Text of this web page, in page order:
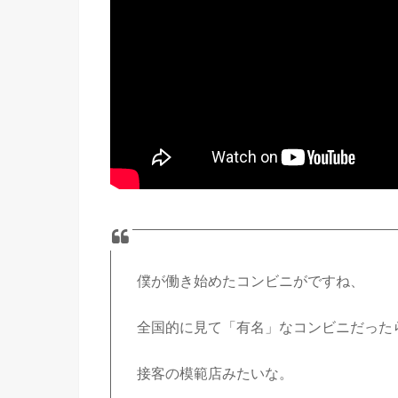
僕が働き始めたコンビニがですね、
全国的に見て「有名」なコンビニだった
接客の模範店みたいな。